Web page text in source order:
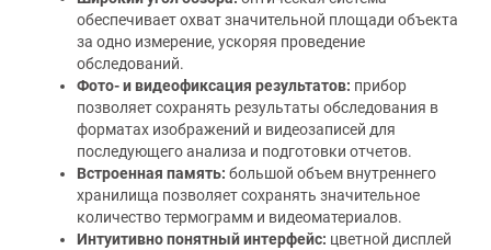
обеспечивает охват значительной площади объекта
за одно измерение, ускоряя проведение
обследований.
Фото- и видеофиксация результатов: прибор
позволяет сохранять результаты обследования в
форматах изображений и видеозаписей для
последующего анализа и подготовки отчетов.
Встроенная память: большой объем внутреннего
хранилища позволяет сохранять значительное
количество термограмм и видеоматериалов.
Интуитивно понятный интерфейс: цветной дисплей